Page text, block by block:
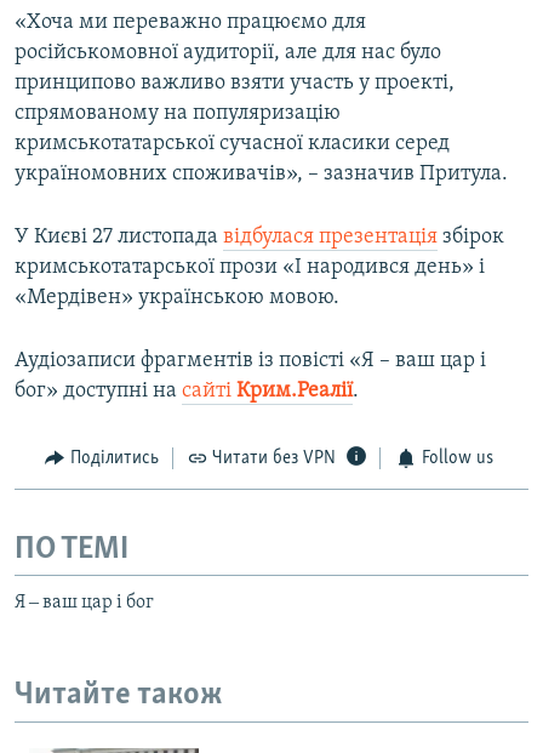
«Хоча ми переважно працюємо для
російськомовної аудиторії, але для нас було
принципово важливо взяти участь у проекті,
спрямованому на популяризацію
кримськотатарської сучасної класики серед
україномовних споживачів», – зазначив Притула.
У Києві 27 листопада відбулася презентація збірок
кримськотатарської прози «І народився день» і
«Мердівен» українською мовою.
Аудіозаписи фрагментів із повісті «Я – ваш цар і
бог» доступні на сайті Крим.Реалії.
Поділитись Читати без VPN Follow us
ПО ТЕМІ
Я ‒ ваш цар і бог
Читайте також